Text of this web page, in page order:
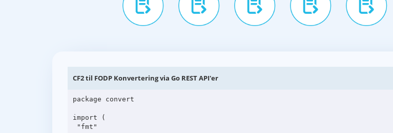
CF2 til FODP Konvertering via Go REST API'er
package convert
import (